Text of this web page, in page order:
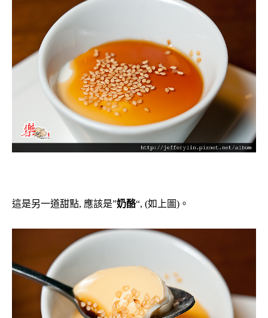
這是另一道甜點, 應該是”奶酪“, (如上圖)。